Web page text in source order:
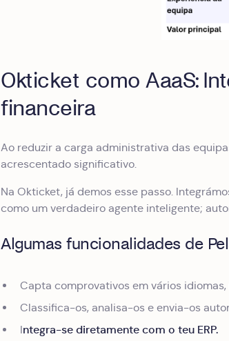
Okticket como AaaS:
financeira
Ao reduzir a carga administrativa das
acrescentado significativo.
Na Okticket, já demos esse passo.
como um verdadeiro agente inteligente;
Algumas funcionalidades de
Capta comprovativos em vários
Classifica-os, analisa-os e envia-os
Integra-se diretamente com o teu ERP.